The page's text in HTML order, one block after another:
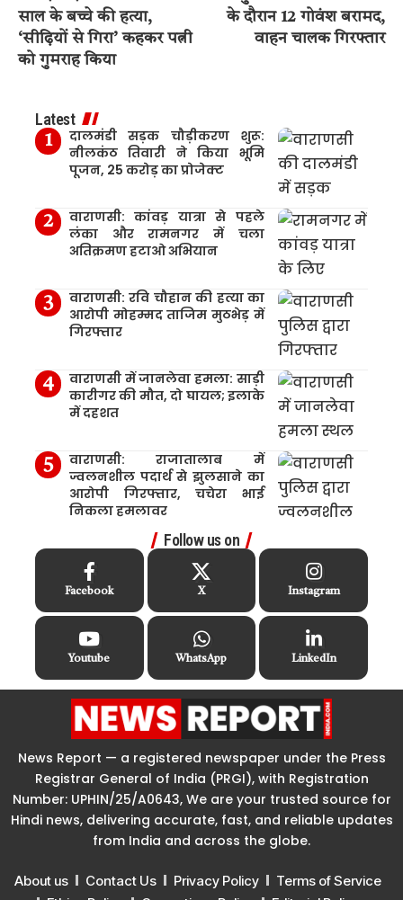
साल के बच्चे की हत्या,
‘सीढ़ियों से गिरा’ कहकर पत्नी
को गुमराह किया
के दौरान 12 गोवंश बरामद,
वाहन चालक गिरफ्तार
Latest
दालमंडी सड़क चौड़ीकरण शुरू:
नीलकंठ तिवारी ने किया भूमि
पूजन, 25 करोड़ का प्रोजेक्ट
वाराणसी: कांवड़ यात्रा से पहले
लंका और रामनगर में चला
अतिक्रमण हटाओ अभियान
वाराणसी: रवि चौहान की हत्या का
आरोपी मोहम्मद ताजिम मुठभेड़ में
गिरफ्तार
वाराणसी में जानलेवा हमला: साड़ी
कारीगर की मौत, दो घायल; इलाके
में दहशत
वाराणसी: राजातालाब में
ज्वलनशील पदार्थ से झुलसाने का
आरोपी गिरफ्तार, चचेरा भाई
निकला हमलावर
Follow us on
Facebook X Instagram
Youtube WhatsApp LinkedIn
News Report — a registered newspaper under the Press
Registrar General of India (PRGI), with Registration
Number: UPHIN/25/A0643, We are your trusted source for
Hindi news, delivering accurate, fast, and reliable updates
from India and across the globe.
About us Contact Us Privacy Policy
Terms of Service